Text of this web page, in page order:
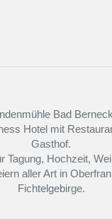
Bad
Hotel mit
Gasthof.
Tagung, Hochzeit,
aller Art in
Fichtelgebirge.